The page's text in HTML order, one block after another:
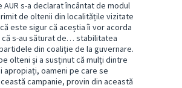
AUR s-a declarat încântat de modul
de oltenii din localitățile vizitate
este sigur că aceștia îi vor acorda
s-au săturat de… stabilitatea
din coaliție de la guvernare.
olteni și a susținut că mulți dintre
apropiați, oameni pe care se
campanie, provin din această